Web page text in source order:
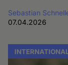
Sebastian
07.04.2026